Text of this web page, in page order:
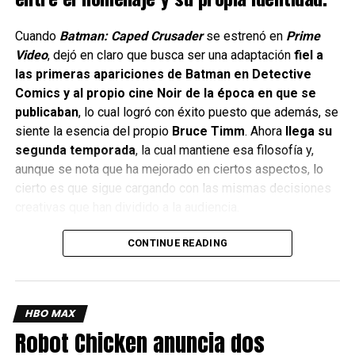
Miembro de la cultura Geek / curador de contenido para redes
sociales #BornToBeGeek
afirma con seguridad que la ventana de lanzamiento se ha
desplazado más allá dela fecha prevista anteriormente
para 2026.
La noticia resulta algo sorprendente.
El adiós de The Witcher
La producción de la temporada final concluyó en
tras el lanzamiento de la cuarta temporada en octubre de
de aproximadamente un año parecía un plazo realista.
Hasta el momento, Netflix no se ha pronunciado sobre
Cuando Batman: Caped Crusaderse estrenó en Prime
Video, dejó en claro que busca ser una adaptación fiel a
las primeras apariciones de Batman en Detective
Comics y al propio cine Noir de la época en que se
publicaban, lo cual logró con éxito puesto que además, se
siente la esencia del propio Bruce Timm. Ahora llega su
segunda temporada, la cual mantiene esa filosofía y,
aunque se nota que ha mejorado en ciertos aspectos, lo
cierto es que sigue cargando con las mismas decisiones
CONTINUE READING
HBO MAX
Robot Chicken anuncia dos